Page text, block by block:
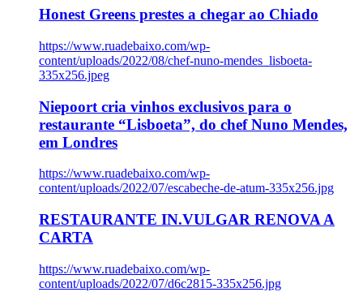
Honest Greens prestes a chegar ao Chiado
https://www.ruadebaixo.com/wp-
content/uploads/2022/08/chef-nuno-mendes_lisboeta-
335x256.jpeg
Niepoort cria vinhos exclusivos para o
restaurante “Lisboeta”, do chef Nuno Mendes,
em Londres
https://www.ruadebaixo.com/wp-
content/uploads/2022/07/escabeche-de-atum-335x256.jpg
RESTAURANTE IN.VULGAR RENOVA A
CARTA
https://www.ruadebaixo.com/wp-
content/uploads/2022/07/d6c2815-335x256.jpg